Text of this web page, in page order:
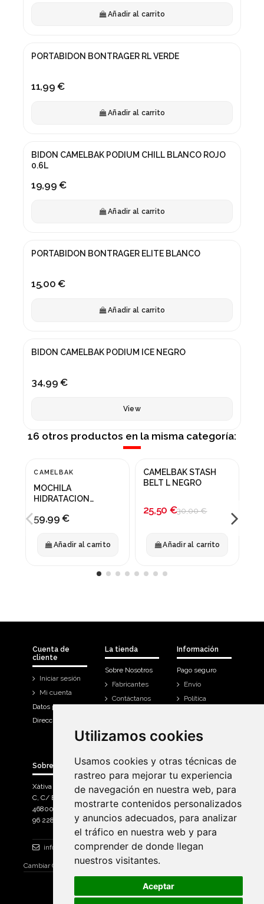
Utilizamos cookies
Usamos cookies y otras técnicas de
rastreo para mejorar tu experiencia
de navegación en nuestra web, para
mostrarte contenidos personalizados
y anuncios adecuados, para analizar
el tráfico en nuestra web y para
comprender de donde llegan
nuestros visitantes.
Aceptar
Utilizamos cookies
Usamos cookies y otras técnicas de
rastreo para mejorar tu experiencia
de navegación en nuestra web, para
mostrarte contenidos personalizados
y anuncios adecuados, para analizar
el tráfico en nuestra web y para
comprender de donde llegan
nuestros visitantes.
Aceptar
Añadir al carrito
PORTABIDON BONTRAGER RL VERDE
11,99 €
Añadir al carrito
BIDON CAMELBAK PODIUM CHILL BLANCO ROJO
0.6L
19,99 €
Añadir al carrito
PORTABIDON BONTRAGER ELITE BLANCO
15,00 €
Añadir al carrito
BIDON CAMELBAK PODIUM ICE NEGRO
34,99 €
View
16 otros productos en la misma categoría:
NUEVO
CAMELBAK
MOCHILA
HIDRATACION
HYDROBAK LIGHT
59,99 €
Añadir al carrito
¡En oferta!
CAMELBAK STASH
BELT L NEGRO
25,50 €30,00 €
Añadir al carrito
Cuenta de
cliente
Iniciar sesión
Mi cuenta
Datos personales
Direcciones
La tienda
Sobre Nosotros
Fabricantes
Contáctanos
Información
Pago seguro
Envío
Política
Historial de
Sobre Bicicletas Sanchis
Xàtiva Polígon Industrial
C, C/ Braçal del Roncador nave 10. >
46800, Xàtiva.
96 228 71 23
info@bicicletassanchis.com
Cambiar Consentimiento de Cookies